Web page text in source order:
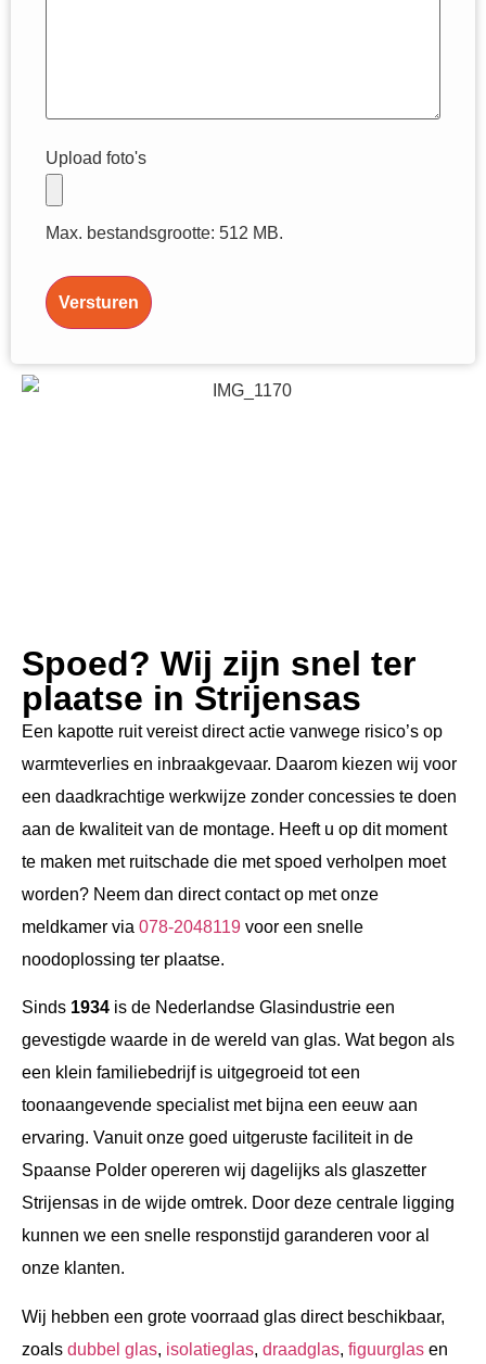
Spoed? Wij zijn snel ter
plaatse in Strijensas
Een kapotte ruit vereist direct actie vanwege risico’s op
warmteverlies en inbraakgevaar. Daarom kiezen wij voor
een daadkrachtige werkwijze zonder concessies te doen
aan de kwaliteit van de montage. Heeft u op dit moment
te maken met ruitschade die met spoed verholpen moet
worden? Neem dan direct contact op met onze
meldkamer via 078-2048119 voor een snelle
noodoplossing ter plaatse.
Sinds 1934 is de Nederlandse Glasindustrie een
gevestigde waarde in de wereld van glas. Wat begon als
een klein familiebedrijf is uitgegroeid tot een
toonaangevende specialist met bijna een eeuw aan
ervaring. Vanuit onze goed uitgeruste faciliteit in de
Spaanse Polder opereren wij dagelijks als glaszetter
Strijensas in de wijde omtrek. Door deze centrale ligging
kunnen we een snelle responstijd garanderen voor al
onze klanten.
Wij hebben een grote voorraad glas direct beschikbaar,
zoals dubbel glas, isolatieglas, draadglas, figuurglas en
Upload foto's
Max. bestandsgrootte: 512 MB.
Versturen